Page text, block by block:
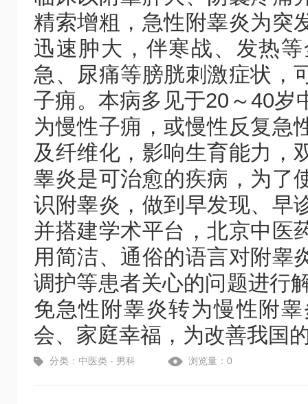
精索增粗，急性附睾炎为突
迅速肿大，伴寒战、发热
急、尿痛等膀胱刺激症状，
子痈。本病多见于20～40岁
为慢性子痈，或慢性反复急
及纤维化，影响生育能力，
睾炎是可治愈的疾病，为了
识附睾炎，做到早发现、早
并搭建学术平台，北京中医
用简洁、通俗的语言对附睾
调护等患者关心的问题进行
免急性附睾炎转为慢性附
会、家庭幸福，为改善我国
分类：中医类 - 男科 浏览量：0